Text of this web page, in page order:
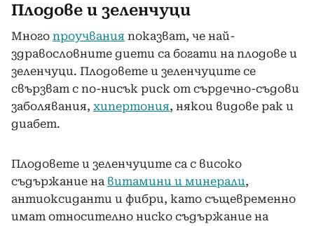
Плодове и зеленчуци
Много проучвания показват, че най-
здравословните диети са богати на плодове и
зеленчуци. Плодовете и зеленчуците се
свързват с по-нисък риск от сърдечно-съдови
заболявания, хипертония, някои видове рак и
диабет.
Плодовете и зеленчуците са с високо
съдържание на витамини и минерали,
антиоксиданти и фибри, като същевременно
имат относително ниско съдържание на